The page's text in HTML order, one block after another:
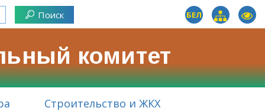
БЕЛ
комитет
Строительство и ЖКХ